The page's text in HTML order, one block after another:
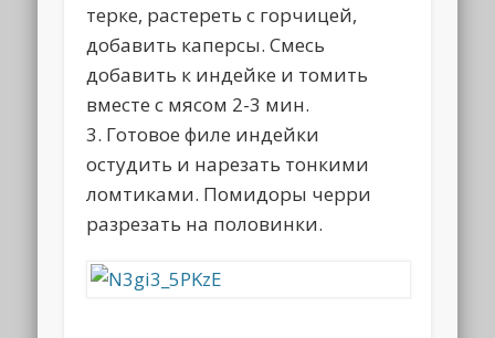
терке, растереть с горчицей,
добавить каперсы. Смесь
добавить к индейке и томить
вместе с мясом 2-3 мин.
3. Готовое филе индейки
остудить и нарезать тонкими
ломтиками. Помидоры черри
разрезать на половинки.